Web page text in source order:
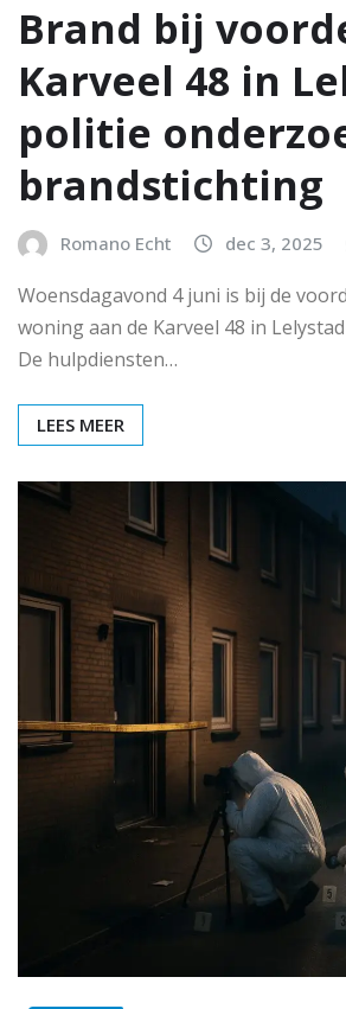
Brand bij
Karveel 48 in
politie
brandstichting
Romano Echt dec 3, 2025
Woensdagavond 4 juni is bij de
woning aan de Karveel 48 in
De hulpdiensten…
LEES MEER